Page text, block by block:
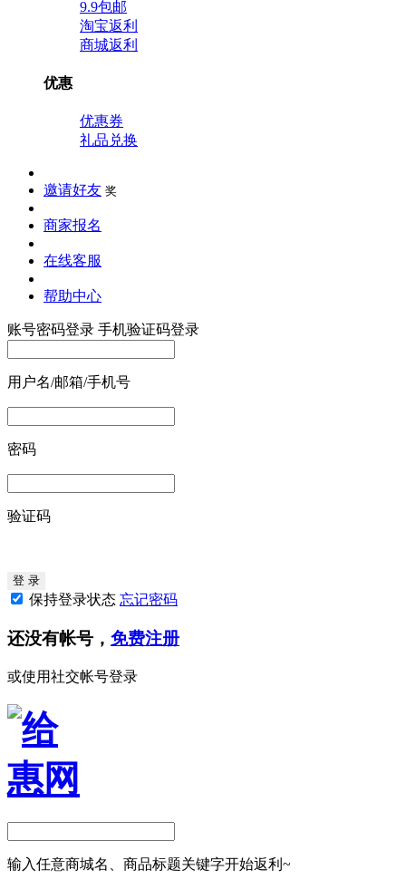
9.9包邮
淘宝返利
商城返利
优惠
优惠券
礼品兑换
邀请好友 奖
商家报名
在线客服
帮助中心
账号密码登录 手机验证码登录
用户名/邮箱/手机号
密码
验证码
保持登录状态 忘记密码
还没有帐号， 免费注册
或使用社交帐号登录
输入任意商城名、商品标题关键字开始返利~